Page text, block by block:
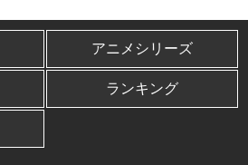
アニメシリーズ
ランキング